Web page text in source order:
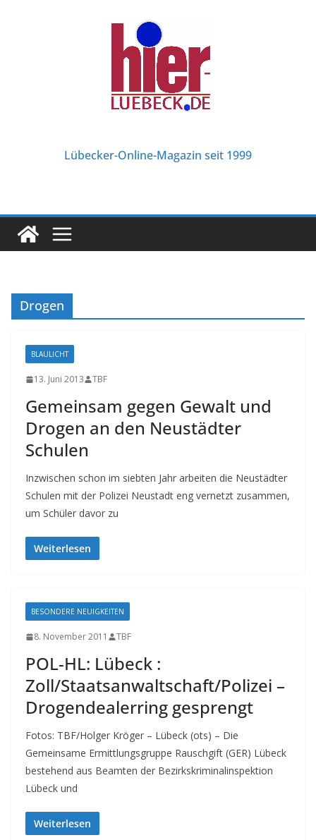
Lübecker-Online-Magazin seit 1999
Drogen
BLAULICHT
13. Juni 2013 TBF
Gemeinsam gegen Gewalt und
Drogen an den Neustädter
Schulen
Inzwischen schon im siebten Jahr arbeiten die Neustädter
Schulen mit der Polizei Neustadt eng vernetzt zusammen,
um Schüler davor zu
Weiterlesen
BESONDERE NEUIGKEITEN
8. November 2011 TBF
POL-HL: Lübeck :
Zoll/Staatsanwaltschaft/Polizei –
Drogendealerring gesprengt
Fotos: TBF/Holger Kröger – Lübeck (ots) – Die
Gemeinsame Ermittlungsgruppe Rauschgift (GER) Lübeck
bestehend aus Beamten der Bezirkskriminalinspektion
Lübeck und
Weiterlesen